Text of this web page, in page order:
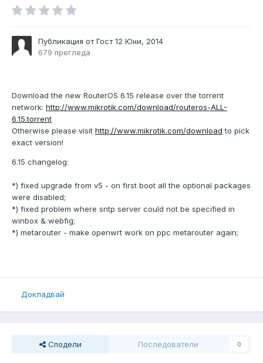
Публикация от Гост12 Юни, 2014
679 прегледа
Download the new RouterOS 6.15 release over the torrent
network: http://www.mikrotik.com/download/routeros-ALL-
6.15.torrent
Otherwise please visit http://www.mikrotik.com/download to pick
exact version!
6.15 changelog:
*) fixed upgrade from v5 - on first boot all the optional packages
were disabled;
*) fixed problem where sntp server could not be specified in
winbox & webfig;
*) metarouter - make openwrt work on ppc metarouter again;
Докладвай
Сподели Последователи 0